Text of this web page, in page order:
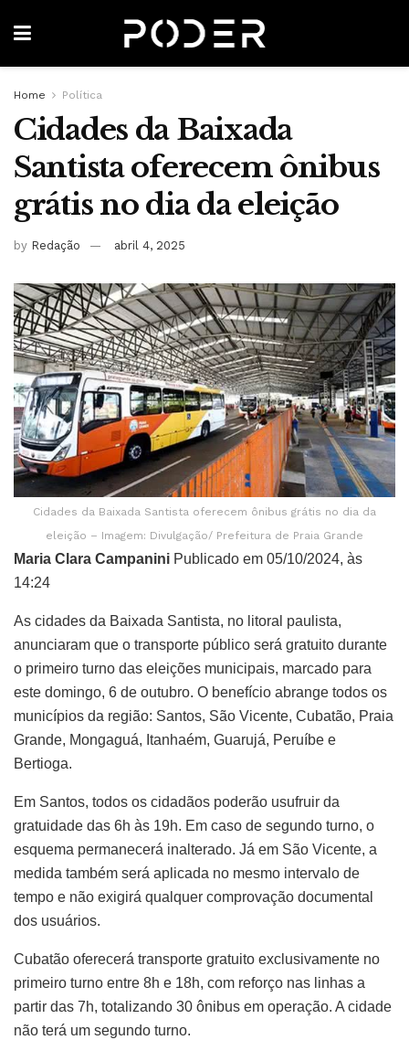
Home Política
Cidades da Baixada
Santista oferecem ônibus
grátis no dia da eleição
by Redação abril 4, 2025
Cidades da Baixada Santista oferecem ônibus grátis no dia da
eleição – Imagem: Divulgação/ Prefeitura de Praia Grande
Maria Clara Campanini Publicado em 05/10/2024, às
14:24
As cidades da Baixada Santista, no litoral paulista,
anunciaram que o transporte público será gratuito durante
o primeiro turno das eleições municipais, marcado para
este domingo, 6 de outubro. O benefício abrange todos os
municípios da região: Santos, São Vicente, Cubatão, Praia
Grande, Mongaguá, Itanhaém, Guarujá, Peruíbe e
Bertioga.
Em Santos, todos os cidadãos poderão usufruir da
gratuidade das 6h às 19h. Em caso de segundo turno, o
esquema permanecerá inalterado. Já em São Vicente, a
medida também será aplicada no mesmo intervalo de
tempo e não exigirá qualquer comprovação documental
dos usuários.
Cubatão oferecerá transporte gratuito exclusivamente no
primeiro turno entre 8h e 18h, com reforço nas linhas a
partir das 7h, totalizando 30 ônibus em operação. A cidade
não terá um segundo turno.